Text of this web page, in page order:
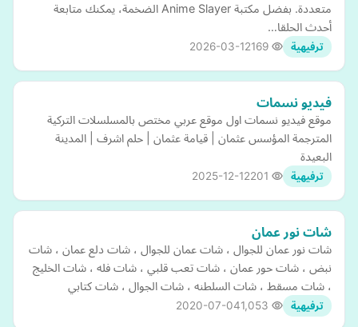
متعددة. بفضل مكتبة Anime Slayer الضخمة، يمكنك متابعة
أحدث الحلقا…
ترفيهية 2026-03-12
فيديو نسمات
موقع فيديو نسمات اول موقع عربي مختص بالمسلسلات التركية
المترجمة المؤسس عثمان | قيامة عثمان | حلم اشرف | المدينة
البعيدة
ترفيهية 2025-12-12
شات نور عمان
شات نور عمان للجوال ، شات عمان للجوال ، شات دلع عمان ، شات
نبض ، شات حور عمان ، شات تعب قلبي ، شات فله ، شات الخليج
، شات مسقط ، شات السلطنه ، شات الجوال ، شات كتابي
ترفيهية 2020-07-04